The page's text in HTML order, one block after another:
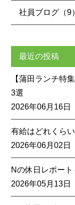
社員ブログ（9）
最近の投稿
【蒲田ランチ特
3選
2026年06月16日
有給はどれくら
2026年06月02日
Nの休日レポート
2026年05月13日